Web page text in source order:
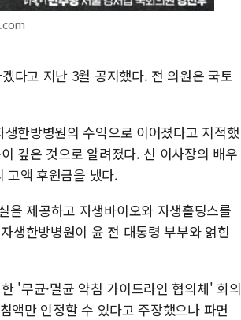
다고 지난 3월 공지했다. 전 의원은 국토
한방병원의 수익으로 이어졌다고 지적했
깊은 것으로 알려졌다. 신 이사장의 배우
고액 후원금을 냈다.
을 제공하고 자생바이오와 자생홀딩스를
생한방병원이 윤 전 대통령 부부와 얽힌
'무균·멸균 약침 가이드라인 협의체' 회의
액만 인정할 수 있다고 주장했으나 파면